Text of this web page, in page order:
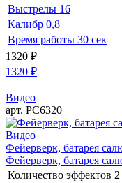
Выстрелы 16
Калибр 0,8
Время работы 30 сек
1320 ₽
1320 ₽
Видео
арт. РС6320
Видео
Фейерверк, батарея
Фейерверк, батарея
Количество эффектов 2